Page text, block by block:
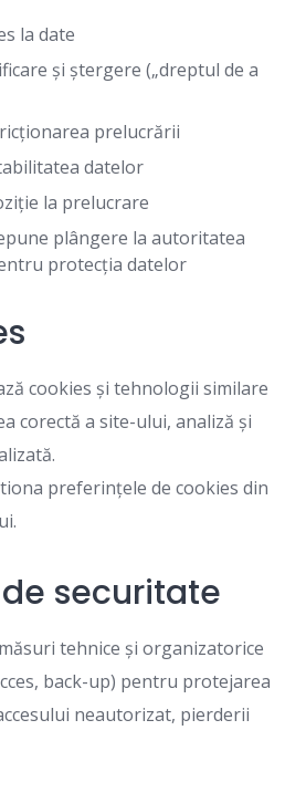
la date
și ștergere („dreptul de a
prelucrării
datelor
la prelucrare
plângere la autoritatea
protecția datelor
cookies și tehnologii similare
corectă a site-ului, analiză și
preferințele de cookies din
de securitate
tehnice și organizatorice
back-up) pentru protejarea
neautorizat, pierderii